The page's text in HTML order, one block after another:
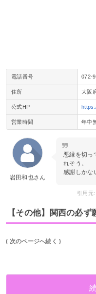
電話番号 072-
住所 大阪
公式HP
営業時間 年中
岩田和也さん
悪縁を切っ
れそう。
感謝しかな
引用元
【その他】関西の必ず
( 次のページへ続く )